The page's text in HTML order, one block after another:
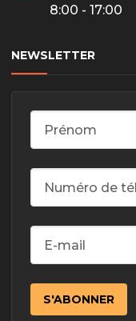
8:00 - 17:00
NEWSLETTER